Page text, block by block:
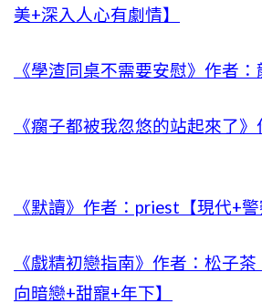
美+深入人心有劇情】
《學渣同桌不需要安慰》作者：
《瘸子都被我忽悠的站起來了
《默讀》作者：priest【現代+警
《戲精初戀指南》作者：松子
向暗戀+甜寵+年下】